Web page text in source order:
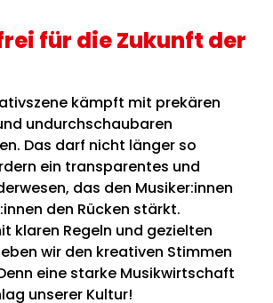
für die Zukunft der
kämpft mit prekären
undurchschaubaren
Das darf nicht länger so
ein transparentes und
das den Musiker:innen
den Rücken stärkt.
klaren Regeln und gezielten
wir den kreativen Stimmen
eine starke Musikwirtschaft
unserer Kultur!